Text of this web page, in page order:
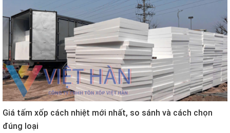
Giá tấm xốp cách nhiệt mới nhất, so sánh và cách chọn
đúng loại